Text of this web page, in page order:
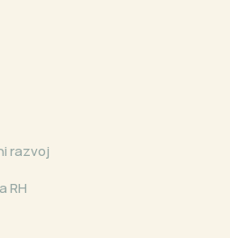
razvoj
RH